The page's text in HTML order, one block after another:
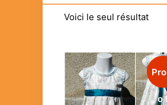
Voici le seul résultat
o